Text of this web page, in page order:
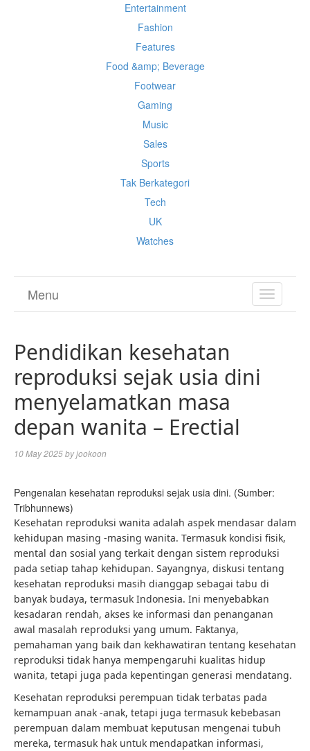
Entertainment
Fashion
Features
Food &amp; Beverage
Footwear
Gaming
Music
Sales
Sports
Tak Berkategori
Tech
UK
Watches
TOGGLE
Menu
Pendidikan kesehatan
reproduksi sejak usia dini
menyelamatkan masa
depan wanita – Erectial
10 May 2025byjookoon
Pengenalan kesehatan reproduksi sejak usia dini. (Sumber:
Tribhunnews)
Kesehatan reproduksi wanita adalah aspek mendasar dalam
kehidupan masing -masing wanita. Termasuk kondisi fisik,
mental dan sosial yang terkait dengan sistem reproduksi
pada setiap tahap kehidupan. Sayangnya, diskusi tentang
kesehatan reproduksi masih dianggap sebagai tabu di
banyak budaya, termasuk Indonesia. Ini menyebabkan
kesadaran rendah, akses ke informasi dan penanganan
awal masalah reproduksi yang umum. Faktanya,
pemahaman yang baik dan kekhawatiran tentang kesehatan
reproduksi tidak hanya mempengaruhi kualitas hidup
wanita, tetapi juga pada kepentingan generasi mendatang.
Kesehatan reproduksi perempuan tidak terbatas pada
kemampuan anak -anak, tetapi juga termasuk kebebasan
perempuan dalam membuat keputusan mengenai tubuh
mereka, termasuk hak untuk mendapatkan informasi,